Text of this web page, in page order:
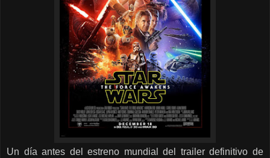
Un día antes del estreno mundial del trailer definitivo de